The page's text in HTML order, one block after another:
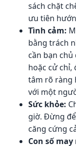
sách chặt
ưu tiên
Tình cảm:
bằng trách
cần bạn
hoặc cử chỉ,
tâm rõ ràng
với một
Sức khỏe:
giờ. Đừng
căng cứng
Con số